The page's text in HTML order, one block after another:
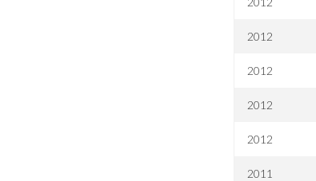
2012
2012
2012
2012
2011